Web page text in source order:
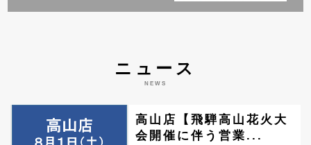
ニュース
NEWS
高山店【飛騨高山花火大
会開催に伴う営業...